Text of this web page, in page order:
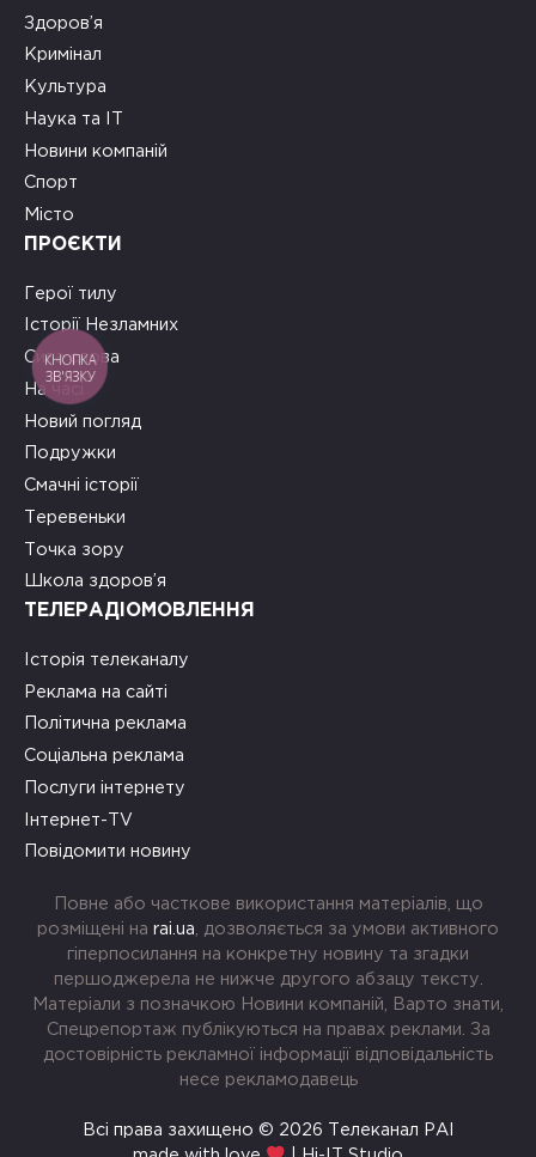
Здоров’я
Кримінал
Культура
Наука та ІТ
Новини компаній
Спорт
Місто
ПРОЄКТИ
Герої тилу
Історії Незламних
Сила слова
На часі
Новий погляд
Подружки
Смачні історії
Теревеньки
Точка зору
Школа здоров’я
ТЕЛЕРАДІОМОВЛЕННЯ
Історія телеканалу
Реклама на сайті
Політична реклама
Соціальна реклама
Послуги інтернету
Інтернет-TV
Повідомити новину
Повне або часткове використання матеріалів, що
розміщені на rai.ua , дозволяється за умови активного
гіперпосилання на конкретну новину та згадки
першоджерела не нижче другого абзацу тексту.
Матеріали з позначкою Новини компаній, Варто знати,
Спецрепортаж публікуються на правах реклами. За
достовірність рекламної інформації відповідальність
несе рекламодавець
Всі права захищено © 2026 Телеканал РАІ
КНОПКА
ЗВ'ЯЗКУ